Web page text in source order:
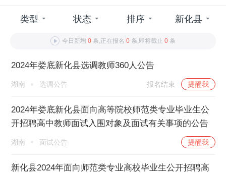
类型 状态 排序 新化县
今日新增0 条,正在报名0 条,即将截止0 条
2024年娄底新化县选调教师360人公告
湖南 选调公告 报名结束 提醒我
2024年娄底新化县面向高等院校师范类专业毕业生公
开招聘高中教师面试入围对象及面试有关事项的公告
湖南 面试公告 提醒我
新化县2024年面向师范类专业高校毕业生公开招聘高